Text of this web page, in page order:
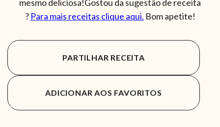
mesmo deliciosa!Gostou da sugestão de receita
? Para mais receitas clique aqui. Bom apetite!
PARTILHAR RECEITA
ADICIONAR AOS FAVORITOS